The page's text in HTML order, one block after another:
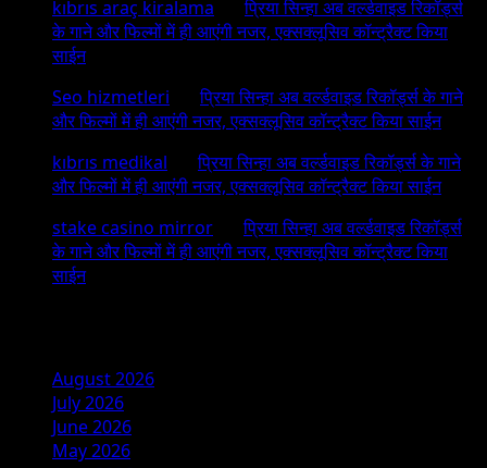
kıbrıs araç kiralama onप्रिया सिन्हा अब वर्ल्डवाइड रिकॉर्ड्स
के गाने और फिल्मों में ही आएंगी नजर, एक्सक्लूसिव कॉन्ट्रैक्ट किया
साईन
Seo hizmetleri onप्रिया सिन्हा अब वर्ल्डवाइड रिकॉर्ड्स के गाने
और फिल्मों में ही आएंगी नजर, एक्सक्लूसिव कॉन्ट्रैक्ट किया साईन
kıbrıs medikal onप्रिया सिन्हा अब वर्ल्डवाइड रिकॉर्ड्स के गाने
और फिल्मों में ही आएंगी नजर, एक्सक्लूसिव कॉन्ट्रैक्ट किया साईन
stake casino mirror onप्रिया सिन्हा अब वर्ल्डवाइड रिकॉर्ड्स
के गाने और फिल्मों में ही आएंगी नजर, एक्सक्लूसिव कॉन्ट्रैक्ट किया
साईन
August 2026
July 2026
June 2026
May 2026